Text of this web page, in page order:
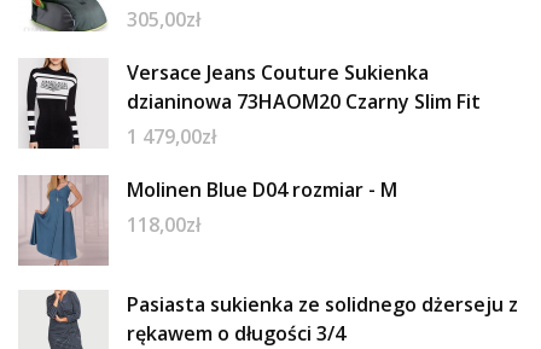
305,00zł
Versace Jeans Couture Sukienka
dzianinowa 73HAOM20 Czarny Slim Fit
1 479,00zł
Molinen Blue D04 rozmiar - M
118,00zł
Pasiasta sukienka ze solidnego dżerseju z
rękawem o długości 3/4